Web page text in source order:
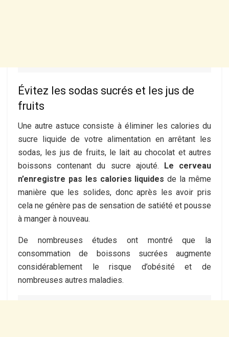
Évitez les sodas sucrés et les jus de
fruits
Une autre astuce consiste à éliminer les calories du
sucre liquide de votre alimentation en arrêtant les
sodas, les jus de fruits, le lait au chocolat et autres
boissons contenant du sucre ajouté. Le cerveau
n’enregistre pas les calories liquides de la même
manière que les solides, donc après les avoir pris
cela ne génère pas de sensation de satiété et pousse
à manger à nouveau.
De nombreuses études ont montré que la
consommation de boissons sucrées augmente
considérablement le risque d’obésité et de
nombreuses autres maladies.